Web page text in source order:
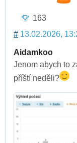
163
# 13.02.2026,
Aidamkoo
Jenom abych to
příští neděli?